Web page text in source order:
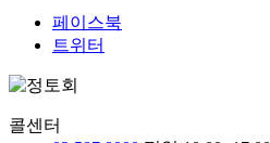
페이스북
트위터
콜센터